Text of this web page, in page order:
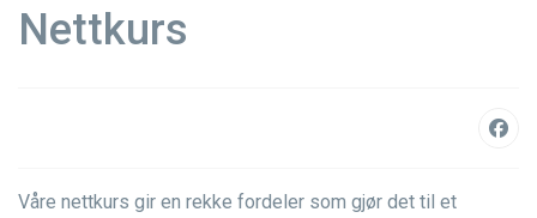
Nettkurs
Våre nettkurs gir en rekke fordeler som gjør det til et